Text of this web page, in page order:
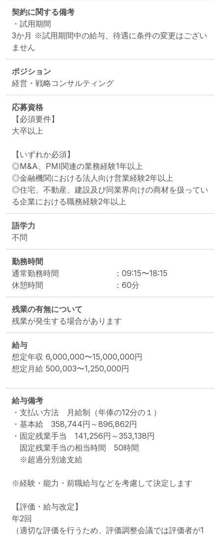
契約に関する備考
・試用期間
3か月 ※試用期間中の給与、待遇に条件の変更はござい
ません
ポジション
経営・戦略コンサルティング
応募資格
【必須要件】
大卒以上
【いずれか必須】
◎M&A、PMI関連の業務経験1年以上
◎金融機関における法人向け営業経験2年以上
◎住宅、不動産、建設及び同業界向けの商材を扱ってい
語学力
不問
勤務時間
通常勤務時間
： 09:15〜18:15
休憩時間
： 60分
残業の有無について
残業が発生する場合があります
給与
想定年収 6,000,000〜15,000,000円
想定月給 500,003〜1,250,000円
給与備考
・支払い方法　月給制（年俸の12分の１）
・基本給　358,744円～896,862円
・固定残業手当　141,256円～353,138円
固定残業手当の相当時間　50時間
※超過分別途支給
※経験・能力・前職給与などを考慮して決定します
【評価・給与改定】
年2回
（適切な評価を行うため、評価調整会議では評価者が1